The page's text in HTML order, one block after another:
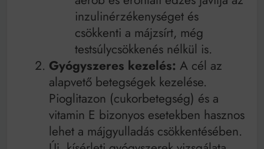
inzulinérzékenységet és
csökkenti a májzsírt, még
testsúlycsökkenés nélkül is.
Gyógyszeres kezelés: A cél az
alapvető betegségek kezelése.
Pioglitazon (cukorbetegség) és a
vitamin E bizonyos esetekben hasznos
lehet a májgyulladás csökkentésében.